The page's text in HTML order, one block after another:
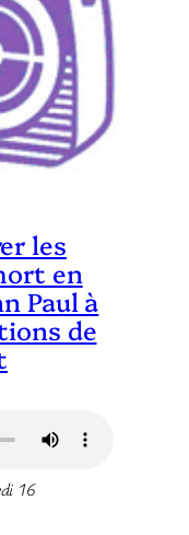
les
en
Paul à
de
16